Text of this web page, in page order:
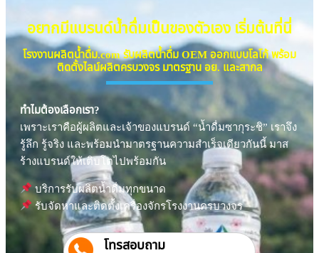
อยากมีแบรนด์น้ำดื่มเป็นของตัวเอง เริ่มต้นที่นี่
โรงงานผลิตน้ำดื่ม.com รับผลิตน้ำดื่ม OEM ออกแบบโลโก้ พร้อม
ติดตั้งไลน์ผลิตครบวงจร มาตรฐาน อย. และสากล
ทำไมต้องเลือกเรา?
เพราะเราคือผู้ผลิตและเจ้าของแบรนด์ “น้ำดื่มซากุระชิ” เราจึง
รู้ลึก รู้จริง และพร้อมนำมาตรฐานความสำเร็จเดียวกันนี้ มาส
ร้างแบรนด์ให้เติบโตไปพร้อมกัน
บริการรับผลิตน้ำดื่มทุกขนาด
รับจัดหาและติดตั้งเครื่องจักรโรงงานครบวงจร
โทรสอบถาม